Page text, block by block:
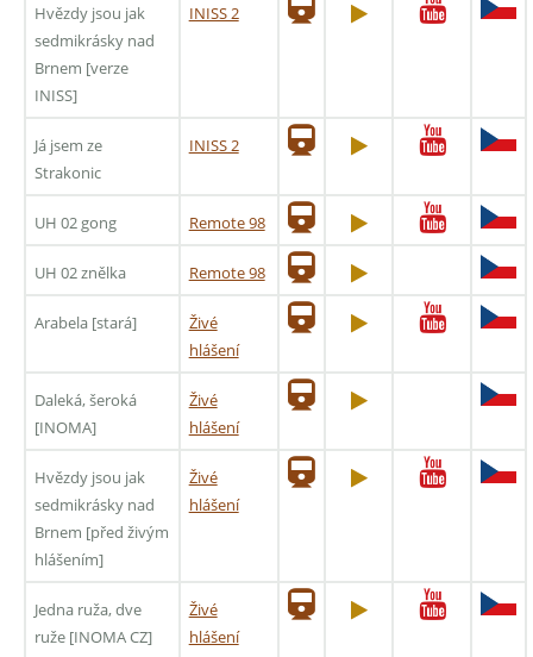
Hvězdy jsou jak
sedmikrásky nad
Brnem [verze
INISS]
INISS 2
Já jsem ze
Strakonic
INISS 2
UH 02 gong Remote 98
UH 02 znělka Remote 98
Arabela [stará]
Živé
hlášení
Daleká, šeroká
[INOMA]
Živé
hlášení
Hvězdy jsou jak
sedmikrásky nad
Brnem [před živým
hlášením]
Živé
hlášení
Jedna ruža, dve
ruže [INOMA CZ]
Živé
hlášení